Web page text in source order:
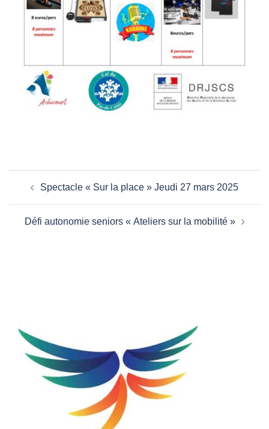
d’articleSpectacle « Sur la place » Jeudi 27 mars 2025
Défi autonomie seniors « Ateliers sur la mobilité »